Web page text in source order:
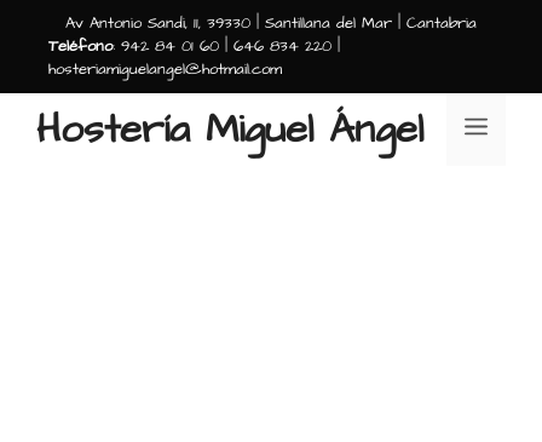
Av Antonio Sandi, 11, 39330 | Santillana del Mar | Cantabria
Teléfono: 942 84 01 60 | 646 834 220 |
hosteriamiguelangel@hotmail.com
Hostería Miguel Ángel